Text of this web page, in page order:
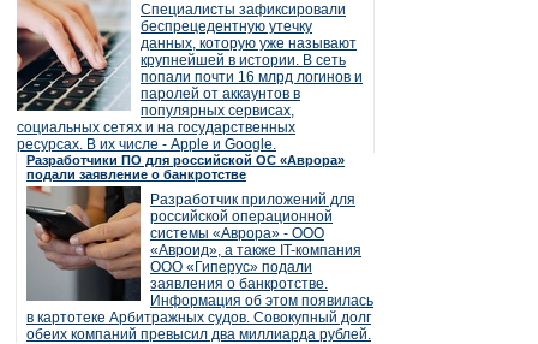
Специалисты зафиксировали
беспрецедентную утечку
данных, которую уже называют
крупнейшей в истории. В сеть
попали почти 16 млрд логинов и
паролей от аккаунтов в
популярных сервисах,
социальных сетях и на государственных
ресурсах. В их числе - Apple и Google.
Разработчики ПО для российской ОС «Аврора»
подали заявление о банкротстве
Разработчик приложений для
российской операционной
системы «Аврора» - ООО
«Авроид», а также IT-компания
ООО «Гиперус» подали
заявления о банкротстве.
Информация об этом появилась
в картотеке Арбитражных судов. Совокупный долг
обеих компаний превысил два миллиарда рублей.